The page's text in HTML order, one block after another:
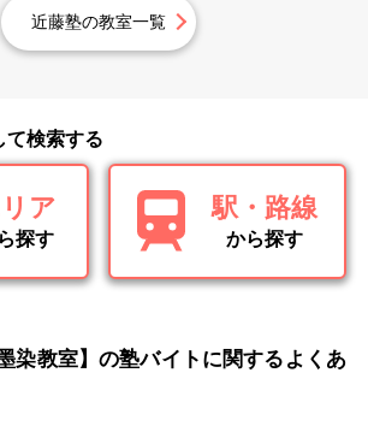
近藤塾の教室一覧
て検索する
ア
探す
駅・路線
から探す
染教室】の塾バイトに関するよくあ